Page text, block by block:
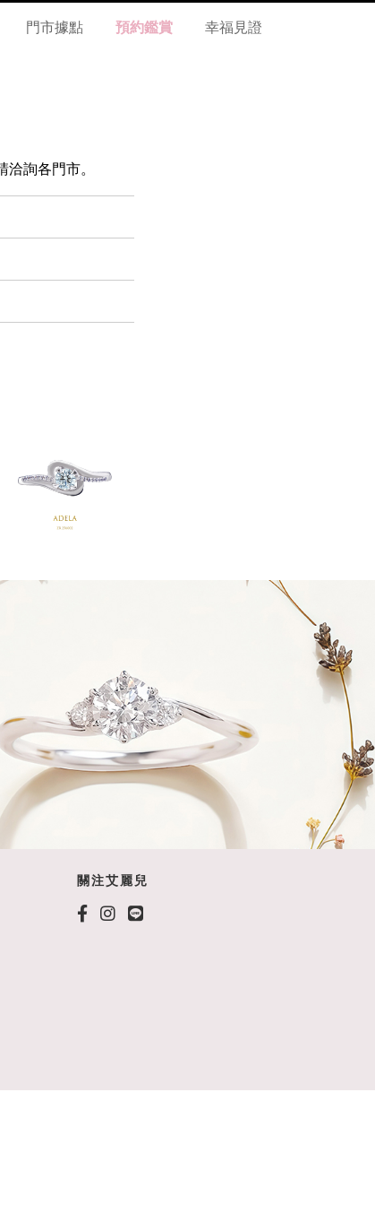
門市據點 預約鑑賞 幸福見證
詢各門市。
關注艾麗兒